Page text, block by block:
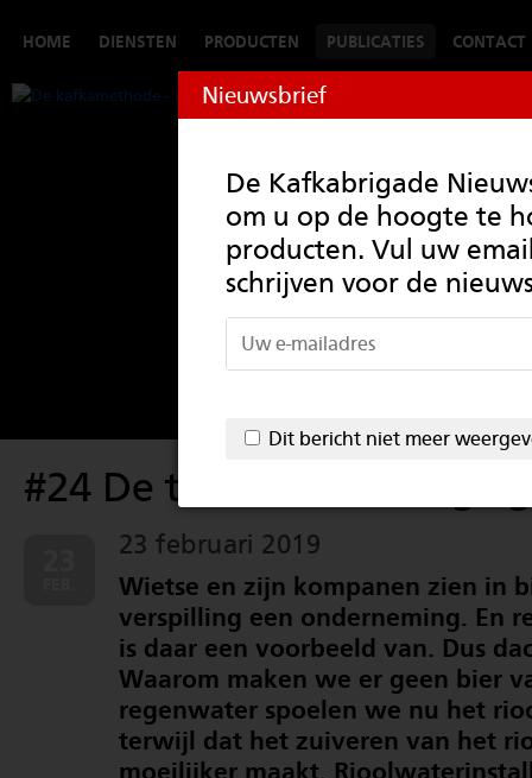
HOME DIENSTEN PRODUCTEN PUBLICATIES CONTACT
#24 De techniek van
23 februari 2019
Wietse en zijn kompanen zien in
verspilling een onderneming. En
is daar een voorbeeld van. Dus
Waarom maken we er geen bier
regenwater spoelen we nu het
terwijl dat het zuiveren van het
moeilijker maakt.
Nieuwsbrief
De Kafkabrigade
om u op de hoogte te
producten. Vul uw
schrijven voor de
Dit bericht niet meer